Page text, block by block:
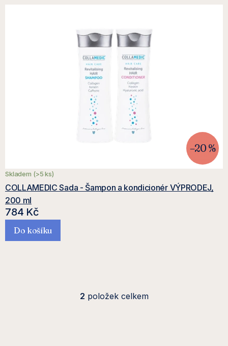
–20 %
COLLAMEDIC Sada - Šampon a kondicionér VÝPRODEJ,
200 ml
Skladem (>5 ks)
784 Kč
Do košíku
2 položek celkem